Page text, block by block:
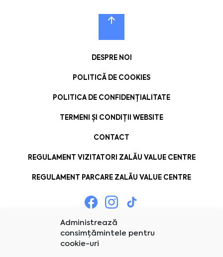
Administrează
consimțămintele pentru
cookie-uri
DESPRE NOI
POLITICĂ DE COOKIES
POLITICA DE CONFIDENȚIALITATE
TERMENI ȘI CONDIȚII WEBSITE
CONTACT
REGULAMENT VIZITATORI ZALĂU VALUE CENTRE
REGULAMENT PARCARE ZALĂU VALUE CENTRE